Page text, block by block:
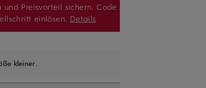
Preisvorteil sichern. Code
einlösen. Details
kleiner.